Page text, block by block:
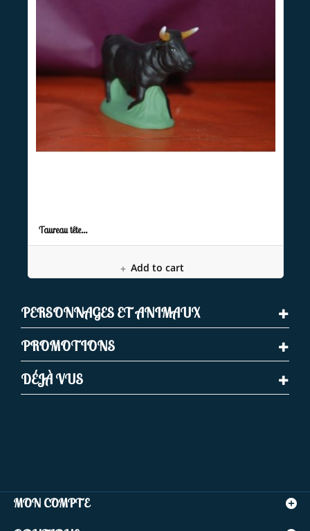
Taureau tête...
Add to cart
PERSONNAGES ET ANIMAUX
PROMOTIONS
DÉJÀ VUS
MON COMPTE